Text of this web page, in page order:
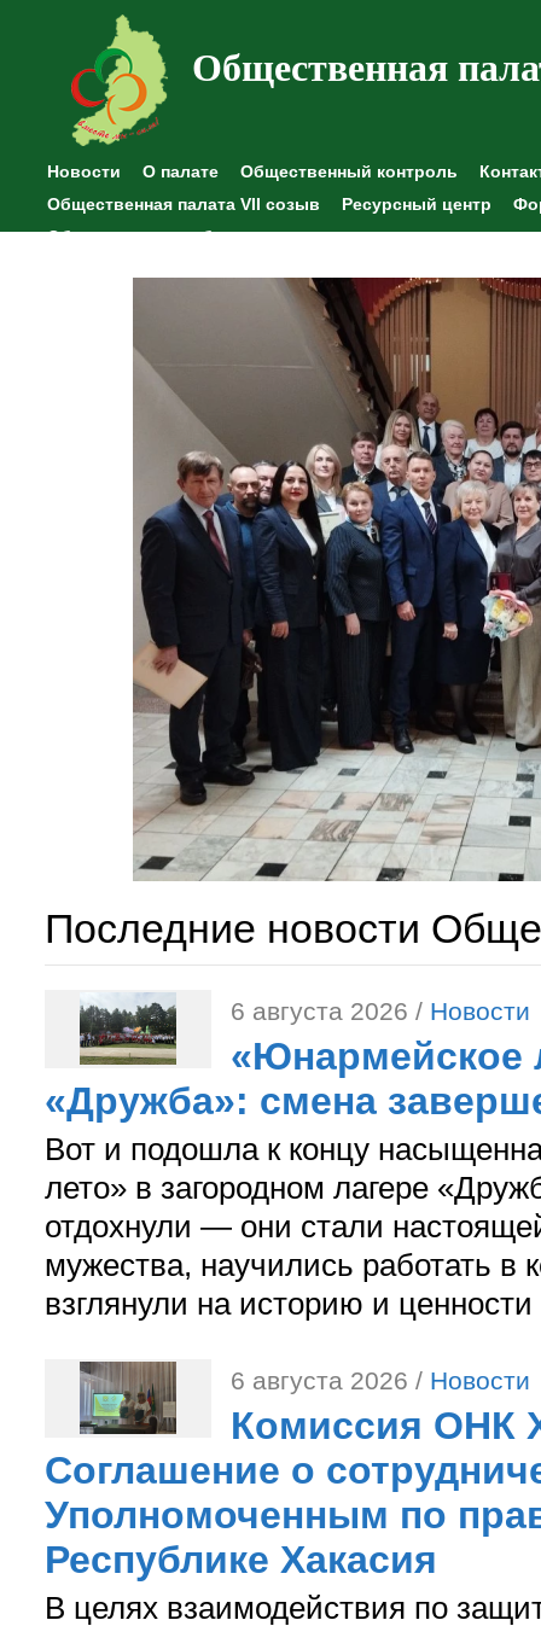
Общественная
Новости О палате Общественный контроль
Общественная палата VII созыв
Ресурсный центр
Общественные наблюдения
Последние новости
6 августа 2026 / Новости
«Юнармейское
«Дружба»: смена
Вот и подошла к концу
лето» в загородном лагере
отдохнули — они стали
мужества, научились работать в
взглянули на историю и
6 августа 2026 / Новости
Комиссия ОНК
Соглашение о
Уполномоченным по
Республике Хакасия
В целях взаимодействия по